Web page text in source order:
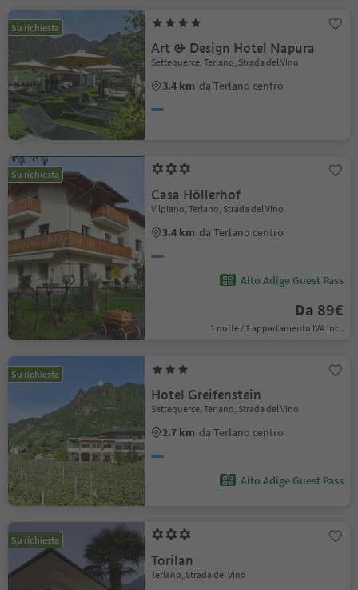
Su richiesta
Art & Design Hotel Napura
Settequerce, Terlano, Strada del Vino
3.4 km da Terlano centro
Su richiesta
Casa Höllerhof
Vilpiano, Terlano, Strada del Vino
3.4 km da Terlano centro
Alto Adige Guest Pass
Da 89€
1 notte / 1 appartamento IVA incl.
Su richiesta
Hotel Greifenstein
Settequerce, Terlano, Strada del Vino
2.7 km da Terlano centro
Alto Adige Guest Pass
Su richiesta
Torilan
Terlano, Strada del Vino